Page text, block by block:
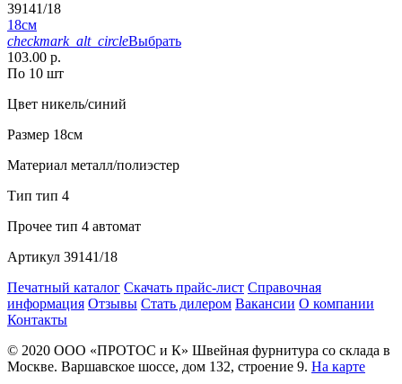
39141/18
18см
checkmark_alt_circleВыбрать
103.00 р.
По 10 шт
Цвет никель/синий
Размер 18см
Материал металл/полиэстер
Тип тип 4
Прочее тип 4 автомат
Артикул 39141/18
Печатный каталог Скачать прайс-лист Справочная
информация Отзывы Стать дилером Вакансии О компании
Контакты
© 2020 ООО «ПРОТОС и К» Швейная фурнитура со склада в
Москве. Варшавское шоссе, дом 132, строение 9. На карте